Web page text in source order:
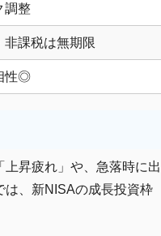
調整
非課税は無期限
性◎
昇疲れ」や、急落時に出
は、新NISAの成長投資枠